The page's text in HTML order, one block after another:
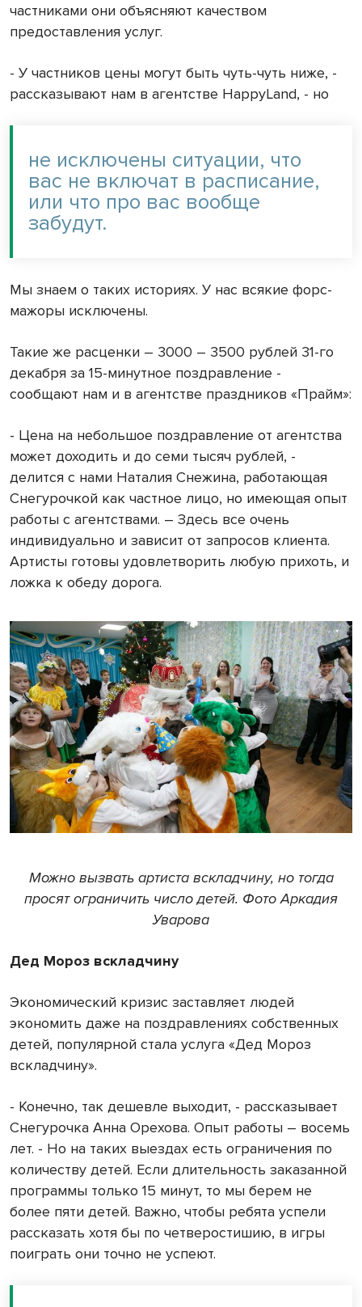
частниками они объясняют качеством
предоставления услуг.
- У частников цены могут быть чуть-чуть ниже, -
рассказывают нам в агентстве HappyLand, - но
не исключены ситуации, что
вас не включат в расписание,
или что про вас вообще
забудут.
Мы знаем о таких историях. У нас всякие форс-
мажоры исключены.
Такие же расценки – 3000 – 3500 рублей 31-го
декабря за 15-минутное поздравление -
сообщают нам и в агентстве праздников «Прайм»:
- Цена на небольшое поздравление от агентства
может доходить и до семи тысяч рублей, -
делится с нами Наталия Снежина, работающая
Снегурочкой как частное лицо, но имеющая опыт
работы с агентствами. – Здесь все очень
индивидуально и зависит от запросов клиента.
Артисты готовы удовлетворить любую прихоть, и
ложка к обеду дорога.
Можно вызвать артиста вскладчину, но тогда
просят ограничить число детей. Фото Аркадия
Уварова
Дед Мороз вскладчину
Экономический кризис заставляет людей
экономить даже на поздравлениях собственных
детей, популярной стала услуга «Дед Мороз
вскладчину».
- Конечно, так дешевле выходит, - рассказывает
Снегурочка Анна Орехова. Опыт работы – восемь
лет. - Но на таких выездах есть ограничения по
количеству детей. Если длительность заказанной
программы только 15 минут, то мы берем не
более пяти детей. Важно, чтобы ребята успели
рассказать хотя бы по четверостишию, в игры
поиграть они точно не успеют.